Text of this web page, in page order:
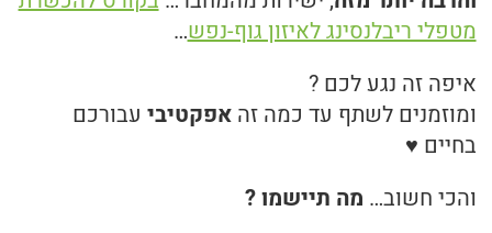
מטפלי ריבלנסינג לאיזון גוף-נפש…
איפה זה נגע לכם ?
ומוזמנים לשתף עד כמה זהאפקטיבי עבורכם
בחיים ♥
והכי חשוב… מה תיישמו ?